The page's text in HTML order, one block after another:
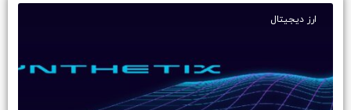
ارز دیجیتال